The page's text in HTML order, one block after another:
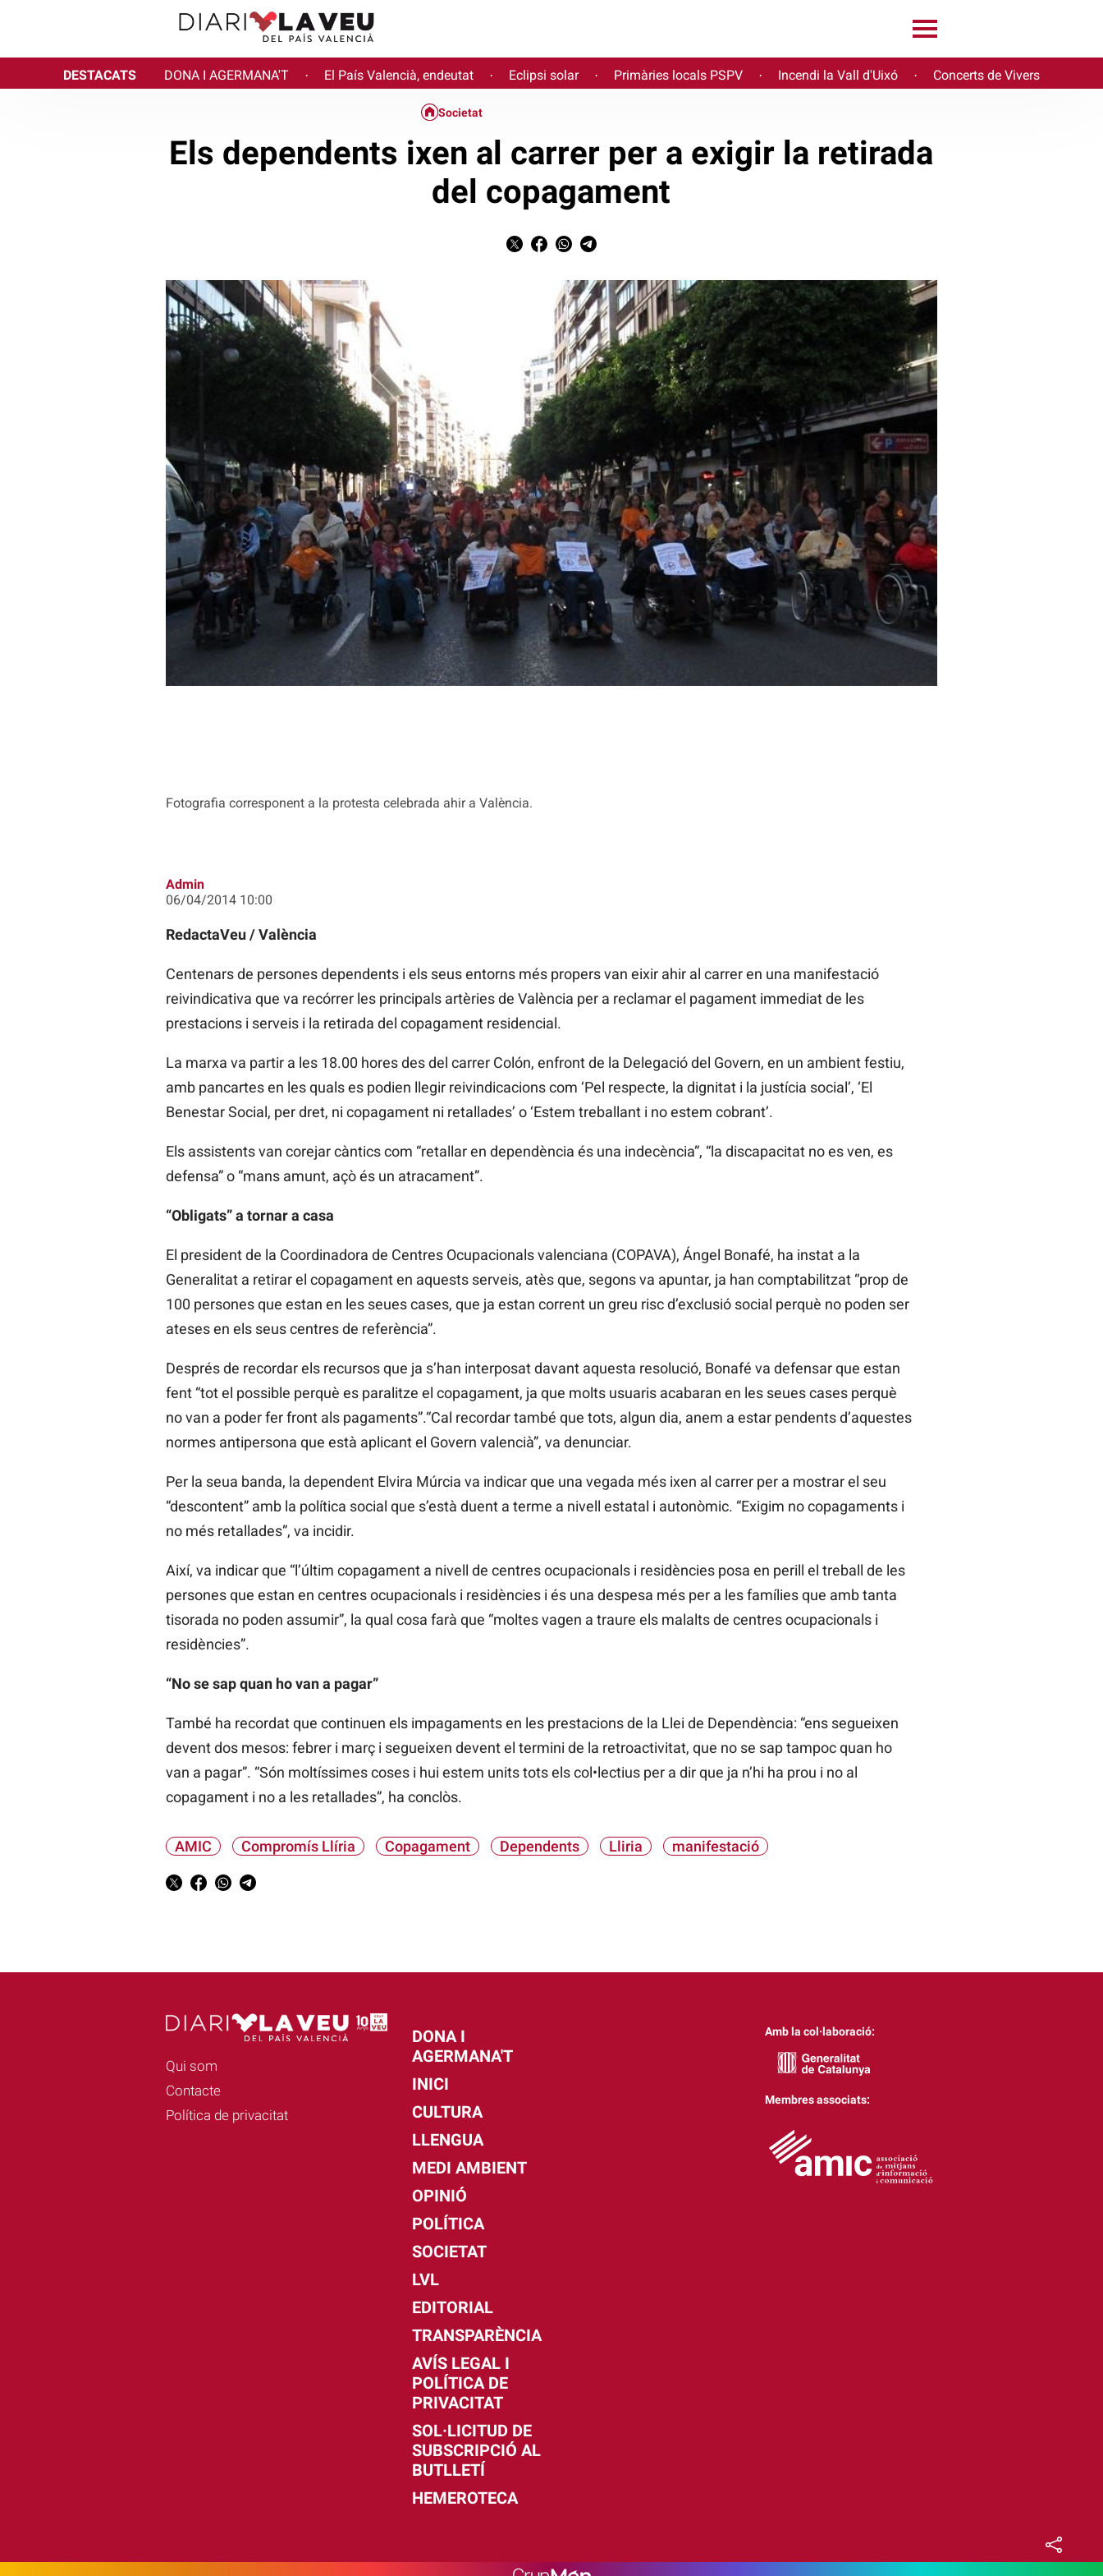
DESTACATS DONA I AGERMANA'T · El País Valencià, endeutat · Eclipsi solar · Primàries locals PSPV · Incendi la Vall d'Uixó · Concerts de Vivers
Fotografia corresponent a la protesta celebrada ahir a València.
Societat
Els dependents ixen al carrer per a exigir la retirada
del copagament
Admin
06/04/2014 10:00
RedactaVeu / València
Centenars de persones dependents i els seus entorns més propers van eixir ahir al carrer en una manifestació
reivindicativa que va recórrer les principals artèries de València per a reclamar el pagament immediat de les
prestacions i serveis i la retirada del copagament residencial.
La marxa va partir a les 18.00 hores des del carrer Colón, enfront de la Delegació del Govern, en un ambient festiu,
amb pancartes en les quals es podien llegir reivindicacions com ‘Pel respecte, la dignitat i la justícia social’, ‘El
Benestar Social, per dret, ni copagament ni retallades’ o ‘Estem treballant i no estem cobrant’.
Els assistents van corejar càntics com “retallar en dependència és una indecència”, “la discapacitat no es ven, es
defensa” o “mans amunt, açò és un atracament”.
“Obligats” a tornar a casa
El president de la Coordinadora de Centres Ocupacionals valenciana (COPAVA), Ángel Bonafé, ha instat a la
Generalitat a retirar el copagament en aquests serveis, atès que, segons va apuntar, ja han comptabilitzat “prop de
100 persones que estan en les seues cases, que ja estan corrent un greu risc d’exclusió social perquè no poden ser
ateses en els seus centres de referència”.
Després de recordar els recursos que ja s’han interposat davant aquesta resolució, Bonafé va defensar que estan
fent “tot el possible perquè es paralitze el copagament, ja que molts usuaris acabaran en les seues cases perquè
no van a poder fer front als pagaments”.“Cal recordar també que tots, algun dia, anem a estar pendents d’aquestes
normes antipersona que està aplicant el Govern valencià”, va denunciar.
Per la seua banda, la dependent Elvira Múrcia va indicar que una vegada més ixen al carrer per a mostrar el seu
“descontent” amb la política social que s’està duent a terme a nivell estatal i autonòmic. “Exigim no copagaments i
no més retallades”, va incidir.
Així, va indicar que “l’últim copagament a nivell de centres ocupacionals i residències posa en perill el treball de les
persones que estan en centres ocupacionals i residències i és una despesa més per a les famílies que amb tanta
tisorada no poden assumir”, la qual cosa farà que “moltes vagen a traure els malalts de centres ocupacionals i
residències”.
“No se sap quan ho van a pagar”
També ha recordat que continuen els impagaments en les prestacions de la Llei de Dependència: “ens segueixen
devent dos mesos: febrer i març i segueixen devent el termini de la retroactivitat, que no se sap tampoc quan ho
van a pagar”. “Són moltíssimes coses i hui estem units tots els col•lectius per a dir que ja n’hi ha prou i no al
copagament i no a les retallades”, ha conclòs.
AMIC Compromís Llíria Copagament Dependents Lliria manifestació
Qui som
Contacte
Política de privacitat
DONA I
AGERMANA'T
INICI
CULTURA
LLENGUA
MEDI AMBIENT
OPINIÓ
POLÍTICA
SOCIETAT
LVL
EDITORIAL
TRANSPARÈNCIA
AVÍS LEGAL I
POLÍTICA DE
PRIVACITAT
SOL·LICITUD DE
SUBSCRIPCIÓ AL
BUTLLETÍ
HEMEROTECA
Amb la col·laboració:
Membres associats: